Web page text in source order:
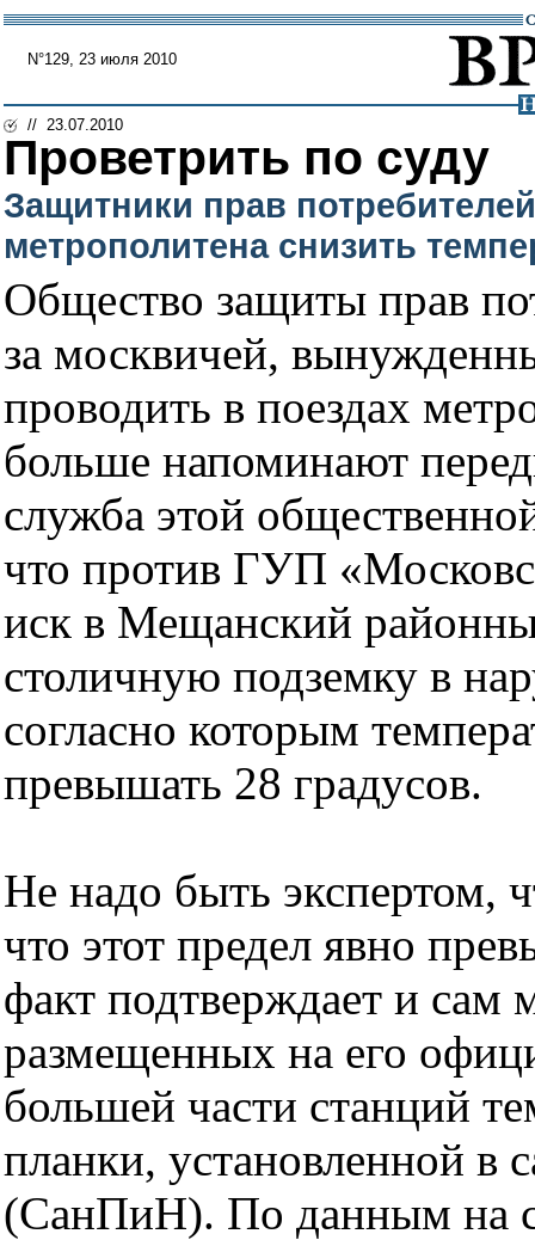
N°129, 23 июля 2010
// 23.07.2010
Проветрить по суду
Защитники прав
метрополитена снизить
Общество защиты прав
за москвичей,
проводить в поездах
больше напоминают
служба этой
что против ГУП
иск в Мещанский
столичную подземку в
согласно которым
превышать 28 градусов.
Не надо быть экспертом,
что этот предел явно
факт подтверждает и сам
размещенных на его
большей части станций
планки, установленной в
(СанПиН). По данным на